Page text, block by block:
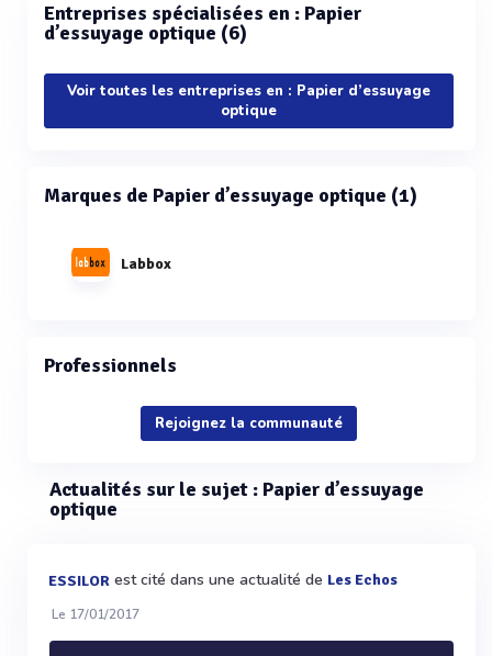
Entreprises spécialisées en : Papier
d’essuyage optique (6)
Voir toutes les entreprises en : Papier d’essuyage
optique
Marques de Papier d’essuyage optique (1)
Labbox
Professionnels
Rejoignez la communauté
Actualités sur le sujet : Papier d’essuyage
optique
ESSILOR est cité dans une actualité de Les Echos
Le 17/01/2017